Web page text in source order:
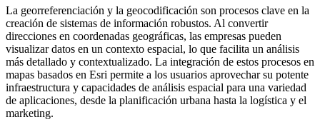
La georreferenciación y la geocodificación son procesos clave en la
creación de sistemas de información robustos. Al convertir
direcciones en coordenadas geográficas, las empresas pueden
visualizar datos en un contexto espacial, lo que facilita un análisis
más detallado y contextualizado. La integración de estos procesos en
mapas basados en Esri permite a los usuarios aprovechar su potente
infraestructura y capacidades de análisis espacial para una variedad
de aplicaciones, desde la planificación urbana hasta la logística y el
marketing.